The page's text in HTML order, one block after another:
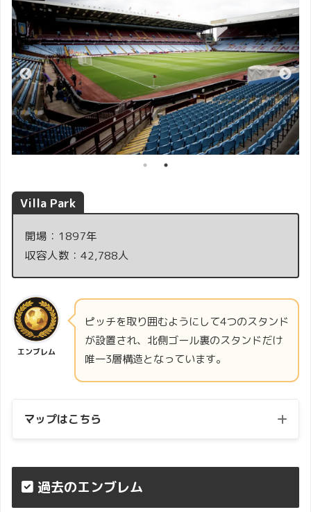
Villa Park
開場：1897年
収容人数：42,788人
エンブレム
ピッチを取り囲むようにして4つのスタンド
が設置され、北側ゴール裏のスタンドだけ
唯一3層構造となっています。
マップはこちら
過去のエンブレム